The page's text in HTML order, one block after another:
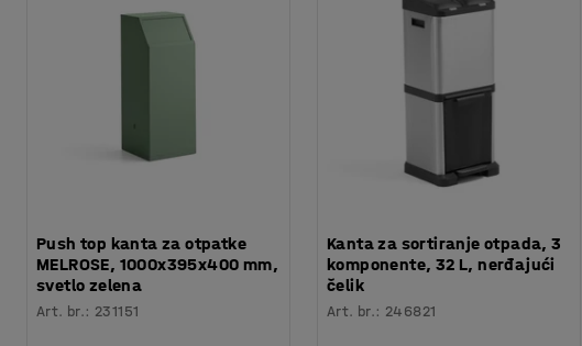
Push top kanta za otpatke
MELROSE, 1000x395x400 mm,
svetlo zelena
Art. br.: 231151
Kanta za sortiranje otpada, 3
komponente, 32 L, nerđajući
čelik
Art. br.: 246821